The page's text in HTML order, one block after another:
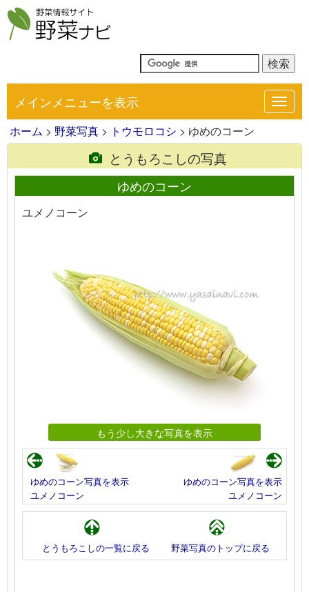
メインメニューを表示
ホーム > 野菜写真 > トウモロコシ > ゆめのコーン
とうもろこしの写真
ゆめのコーン
ユメノコーン
もう少し大きな写真を表示
ゆめのコーン写真を表示
ユメノコーン
ゆめのコーン写真を表示
ユメノコーン
とうもろこしの一覧に戻る 野菜写真のトップに戻る